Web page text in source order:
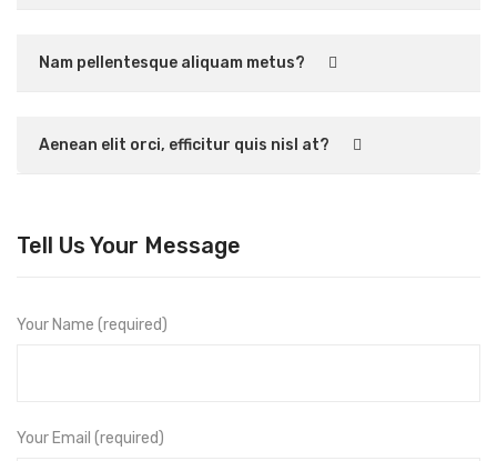
Nam pellentesque aliquam metus?
Aenean elit orci, efficitur quis nisl at?
Tell Us Your Message
Your Name (required)
Your Email (required)